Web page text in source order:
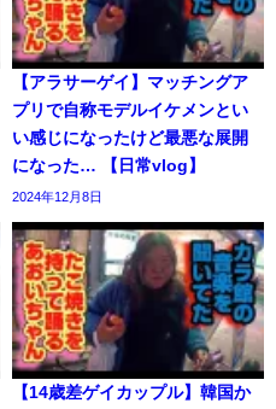
【アラサーゲイ】マッチングア
プリで自称モデルイケメンとい
い感じになったけど最悪な展開
になった… 【日常vlog】
2024年12月8日
【14歳差ゲイカップル】韓国か